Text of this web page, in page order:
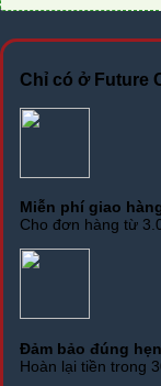
lượng
Chỉ có ở Future
Miễn phí giao
Cho đơn hàng từ
Đảm bảo đúng hẹn
Hoàn lại tiền trong